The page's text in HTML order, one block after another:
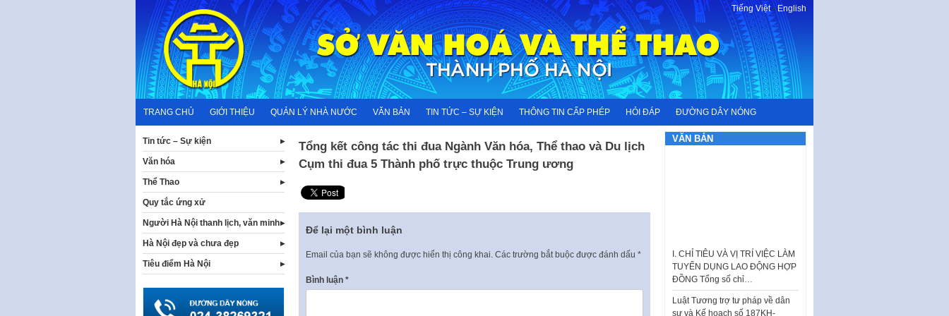
content
Tiếng Việt-English
TRANG CHỦ GIỚI THIỆU QUẢN LÝ NHÀ NƯỚC VĂN BẢN TIN TỨC – SỰ KIỆN THÔNG TIN CẤP PHÉP HỎI ĐÁP ĐƯỜNG DÂY NÓNG
Tổng kết công tác thi đua Ngành Văn hóa, Thể thao và Du lịch
Cụm thi đua 5 Thành phố trực thuộc Trung ương
Để lại một bình luận
Email của bạn sẽ không được hiển thị công khai. Các trường bắt buộc được đánh dấu *
Bình luận *
Tin tức – Sự kiện
Văn hóa
Thể Thao
Quy tắc ứng xử
Người Hà Nội thanh lịch, văn minh
Hà Nội đẹp và chưa đẹp
Tiêu điểm Hà Nội
VĂN BẢN
TUYỂN DỤNG LAO ĐỘNG HỢP
ĐỒNG Tổng số chỉ…
Luật Tương trợ tư pháp về dân
sự và Kế hoạch số 187KH-